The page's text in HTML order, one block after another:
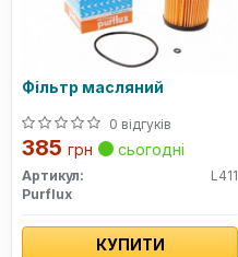
Фільтр масляний
0 відгуків
385 грн сьогодні
Артикул:
L411
Purflux
КУПИТИ